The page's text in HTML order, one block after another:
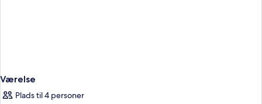
Værelse
Plads til 4 personer